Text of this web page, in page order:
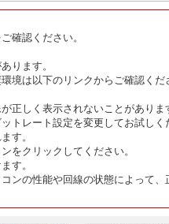
確認ください。
ります。
境は以下のリンクからご確認くだ
正しく表示されないことがありま
トレート設定を変更してお試しく
す。
をクリックしてください。
す。
ンの性能や回線の状態によって